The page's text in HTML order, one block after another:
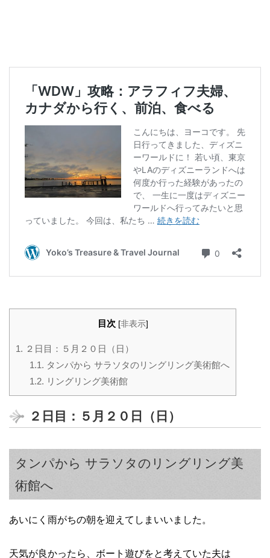
目次 [非表示]
1. ２日目：５月２０日（日）
1.1. タンパから サラソタのリングリング美術館へ
1.2. リングリング美術館
２日目：５月２０日（日）
タンパから サラソタのリングリング美
術館へ
あいにく雨がちの朝を迎えてしまいいました。
天気が良かったら、ボート遊びをと考えていた夫は